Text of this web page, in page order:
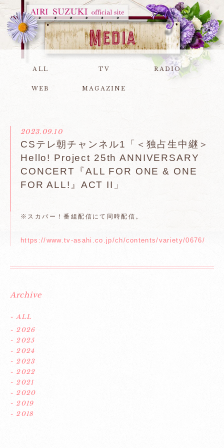
ALL TV RADIO
WEB MAGAZINE
2023.09.10
CSテレ朝チャンネル1「＜独占生中継＞
Hello! Project 25th ANNIVERSARY
CONCERT『ALL FOR ONE & ONE
FOR ALL!』ACT II」
※スカパー！番組配信にて同時配信。
https://www.tv-asahi.co.jp/ch/contents/variety/0676/
Archive
- ALL
- 2026
- 2025
- 2024
- 2023
- 2022
- 2021
- 2020
- 2019
- 2018